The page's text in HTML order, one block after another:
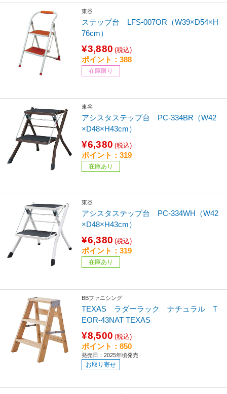
東谷
ステップ台 LFS-007OR（W39×D54×H
76cm）
¥3,880 (税込)
ポイント：388
在庫限り
東谷
アシスタステップ台 PC-334BR（W42
×D48×H43cm）
¥6,380 (税込)
ポイント：319
在庫あり
東谷
アシスタステップ台 PC-334WH（W42
×D48×H43cm）
¥6,380 (税込)
ポイント：319
在庫あり
BBファニシング
TEXAS ラダーラック ナチュラル T
EOR-43NAT TEXAS
¥8,500 (税込)
ポイント：850
発売日：2025年頃発売
お取り寄せ